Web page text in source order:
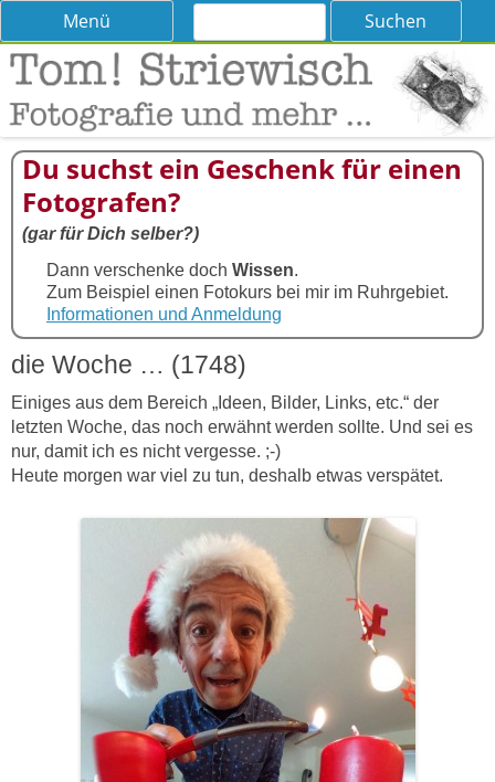
Tom! Striewisch – Fotografieren
lernen
Tipps und Tricks und Meinungen zur Fotografie
Menü
Skip
content
Suchen
Du suchst ein Geschenk für einen
Fotografen?
(gar für Dich selber?)
Dann verschenke doch Wissen.
Zum Beispiel einen Fotokurs bei mir im Ruhrgebiet.
Informationen und Anmeldung
die Woche … (1748)
Einiges aus dem Bereich „Ideen, Bilder, Links, etc.“ der
letzten Woche, das noch erwähnt werden sollte. Und sei es
nur, damit ich es nicht vergesse. ;-)
Heute morgen war viel zu tun, deshalb etwas verspätet.